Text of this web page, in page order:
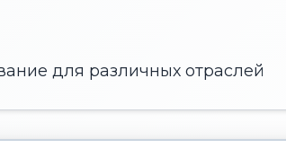
для различных отраслей